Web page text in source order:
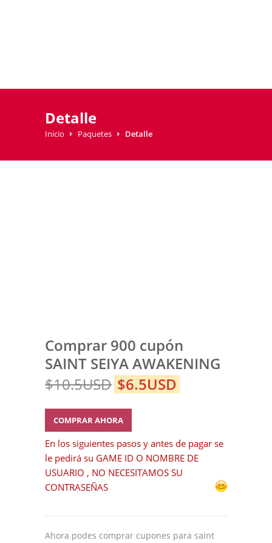
Detalle
Inicio Paquetes Detalle
Comprar 900 cupón
SAINT SEIYA AWAKENING
$10.5USD $6.5USD
COMPRAR AHORA
En los siguientes pasos y antes de pagar se
le pedirá su GAME ID O NOMBRE DE
USUARIO , NO NECESITAMOS SU
CONTRASEÑAS
Ahora podes comprar cupones para saint